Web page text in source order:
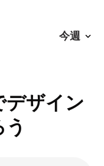
ザイン